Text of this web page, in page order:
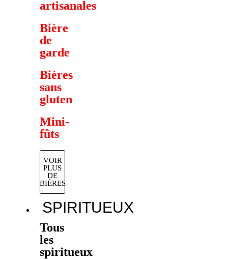
artisanales
Bière
de
garde
Bières
sans
gluten
Mini-
fûts
VOIR
PLUS
DE
BIÈRES
SPIRITUEUX
Tous
les
spiritueux